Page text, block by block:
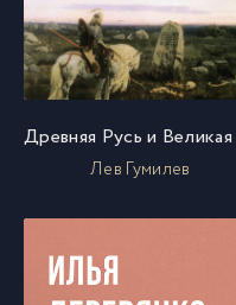
Лев Гумилев